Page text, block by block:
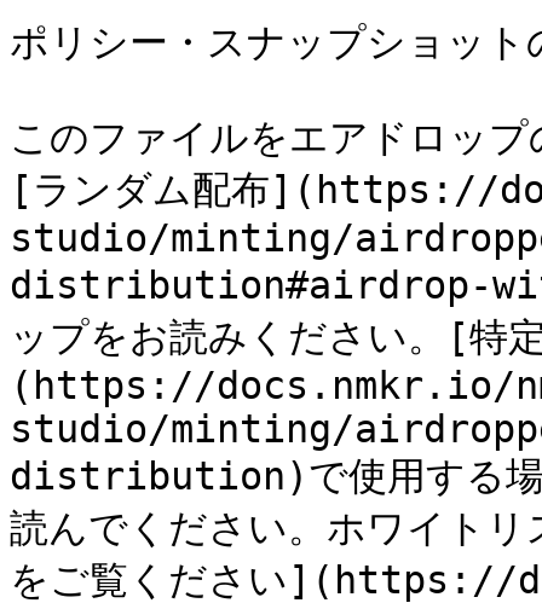
ポリシー・スナップショット
このファイルをエアドロッ
[ランダム配布](https://
studio/minting/
distribution#airdrop-
ップをお読みください。[特
(https://docs.nmkr.io/
studio/minting/
distribution)で使用する場
読んでください。ホワイト
をご覧ください](https://